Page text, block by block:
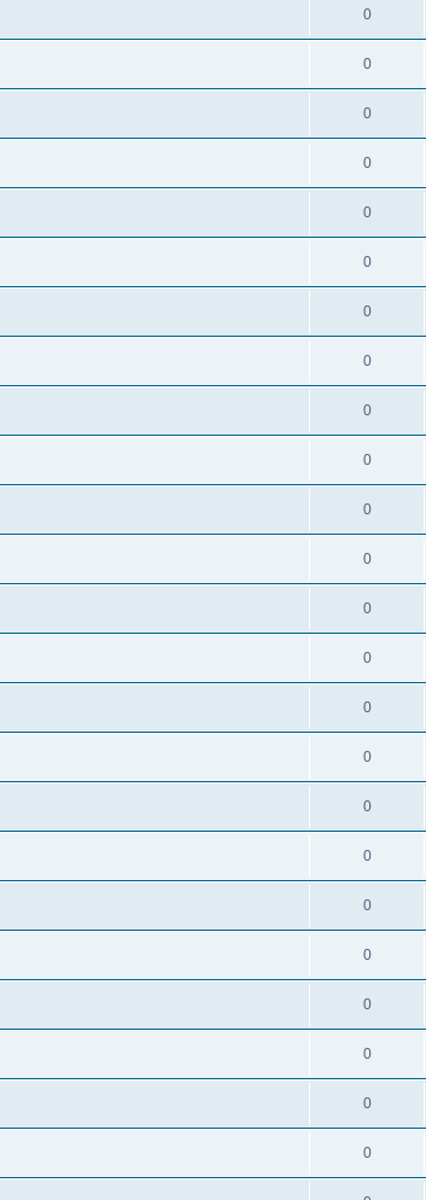
0
0
0
0
0
0
0
0
0
0
0
0
0
0
0
0
0
0
0
0
0
0
0
0